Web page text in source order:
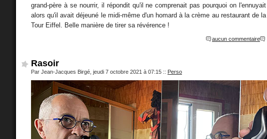
grand-père à se nourrir, il répondit qu'il ne comprenait pas pourquoi on l'ennuyait
alors qu'il avait déjeuné le midi-même d'un homard à la crème au restaurant de la
Tour Eiffel. Belle manière de tirer sa révérence !
aucun commentaire
Rasoir
Par Jean-Jacques Birgé, jeudi 7 octobre 2021 à 07:15 :: Perso